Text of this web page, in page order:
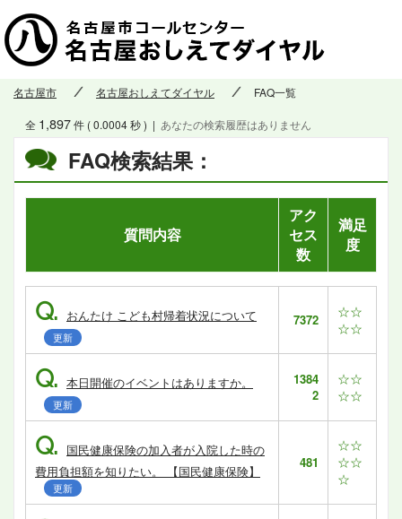
名古屋市 名古屋おしえてダイヤル FAQ一覧
FAQ検索結果：
全 1,897件 ( 0.0004 秒 ) | あなたの検索履歴はありません
質問内容
アク
セス
数
満足
度
Q. おんたけ こども村帰着状況について
更新
7372
☆☆
☆☆
Q. 本日開催のイベントはありますか。
更新
1384
2
☆☆
☆☆
Q. 国民健康保険の加入者が入院した時の
費用負担額を知りたい。 【国民健康保険】
更新
481
☆☆
☆☆
☆